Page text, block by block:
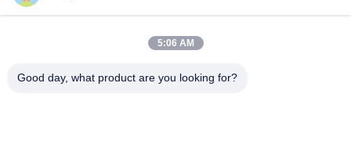
5:06 AM
Good day, what product are you looking for?